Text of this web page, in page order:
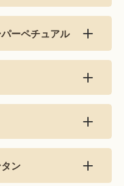
ーペチュアル
ン